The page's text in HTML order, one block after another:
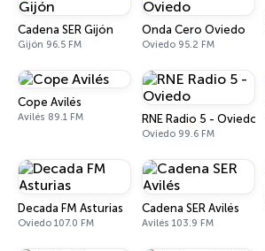
Cadena SER Gijón
Gijón 96.5 FM
Onda Cero Oviedo
Oviedo 95.2 FM
Cope Avilés
Avilés 89.1 FM RNE Radio 5 - Oviedo
Oviedo 99.6 FM
Decada FM Asturias
Oviedo 107.0 FM
Cadena SER Avilés
Avilés 103.9 FM